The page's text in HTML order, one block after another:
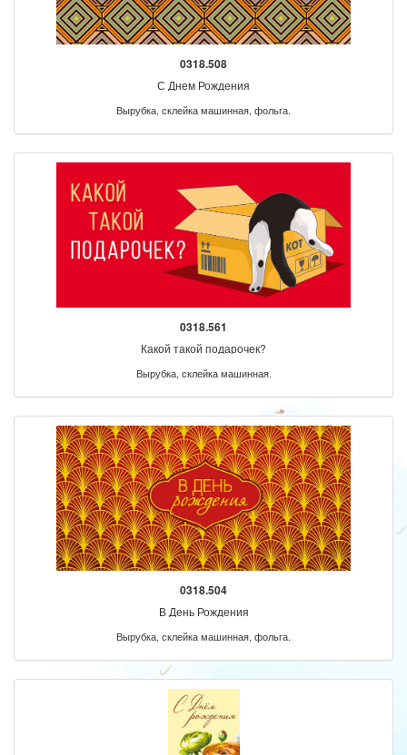
0318.508
С Днем Рождения
Вырубка, склейка машинная, фольга.
0318.561
Какой такой подарочек?
Вырубка, склейка машинная.
0318.504
В День Рождения
Вырубка, склейка машинная, фольга.